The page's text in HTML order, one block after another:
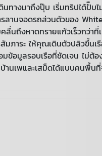
ทางมาถึงปุ๊บ เริ่มทริปได้ปั๊บ
านจอดรถส่วนตัวของ
ลื่นถึงหาดทรายแก้วเร็วกว่าที่
ภาระ ให้คุณเดินตัวปลิวขึ้นเ
ข้อมูลรอบเรือที่ชัดเจน ไม่ต้
านเพและเสม็ดได้แบบคนพื้น